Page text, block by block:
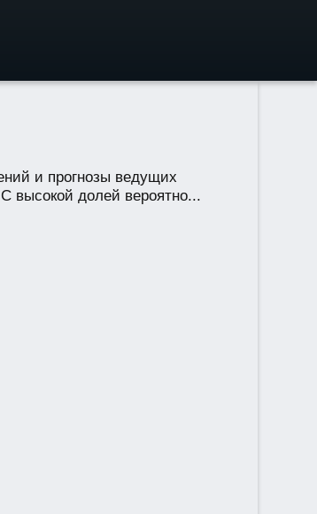
и прогнозы ведущих
высокой долей вероятно...